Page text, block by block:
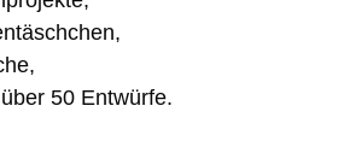
50 Entwürfe.